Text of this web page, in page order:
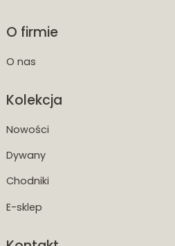
O firmie
O nas
Kolekcja
Nowości
Dywany
Chodniki
E-sklep